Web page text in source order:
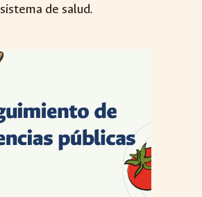
sistema de salud.